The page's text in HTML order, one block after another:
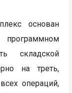
основан
складской
на треть,
операций,